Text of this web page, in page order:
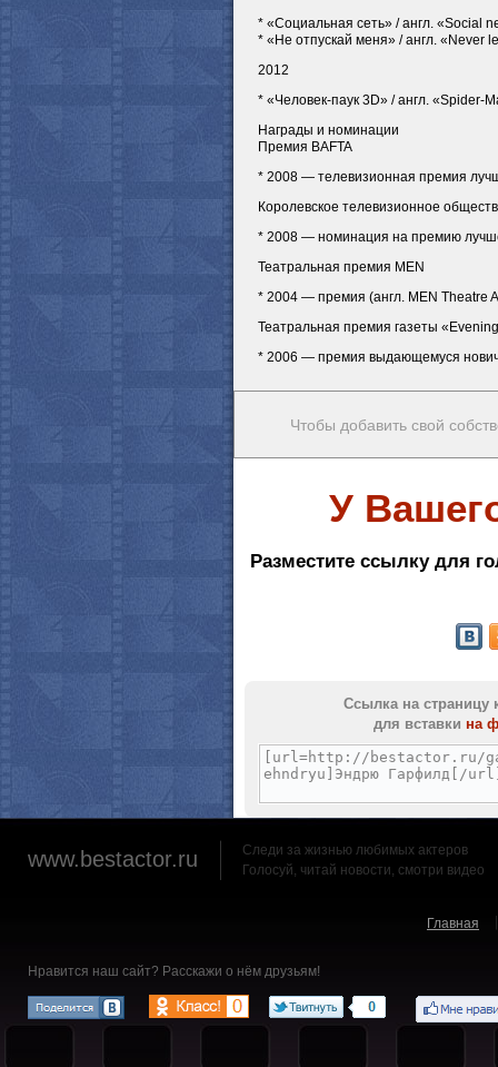
* «Социальная сеть» / англ. «Social
* «Не отпускай меня» / англ. «Never
2012
* «Человек-паук 3D» / англ.
Награды и номинации
Премия BAFTA
* 2008 — телевизионная премия
Королевское телевизионное
* 2008 — номинация на премию
Театральная премия MEN
* 2004 — премия (англ. MEN Theatre
Театральная премия газеты
* 2006 — премия выдающемуся
Чтобы добавить свой
У
Разместите ссылку для
Ссылка на страницу
для вставки на
www.bestactor.ru
Следи за жизнью любимых актеров
Голосуй, читай новости, смотри видео
Главная
Нравится наш сайт? Расскажи о нём друзьям!